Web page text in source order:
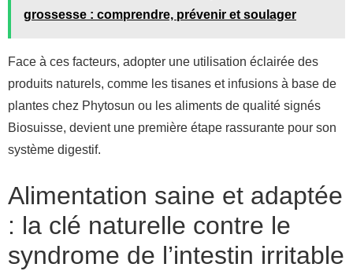
grossesse : comprendre, prévenir et soulager
Face à ces facteurs, adopter une utilisation éclairée des
produits naturels, comme les tisanes et infusions à base de
plantes chez Phytosun ou les aliments de qualité signés
Biosuisse, devient une première étape rassurante pour son
système digestif.
Alimentation saine et adaptée
: la clé naturelle contre le
syndrome de l’intestin irritable